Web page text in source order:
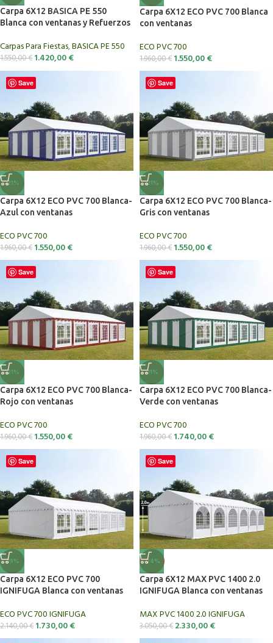
Carpa 6X12 BASICA PE 550
Blanca con ventanas y Refuerzos
Carpas Para Fiestas,BASICA PE 550
1.550,00€ 1.420,00€
Carpa 6X12 ECO PVC 700 Blanca
con ventanas
ECO PVC 700
1.960,00€ 1.550,00€
Save
-21%
Carpa 6X12 ECO PVC 700 Blanca-
Azul con ventanas
ECO PVC 700
1.960,00€ 1.550,00€
Save
-21%
Carpa 6X12 ECO PVC 700 Blanca-
Gris con ventanas
ECO PVC 700
1.960,00€ 1.550,00€
Save
-21%
Carpa 6X12 ECO PVC 700 Blanca-
Rojo con ventanas
ECO PVC 700
1.960,00€ 1.550,00€
Save
-11%
Carpa 6X12 ECO PVC 700 Blanca-
Verde con ventanas
ECO PVC 700
1.960,00€ 1.740,00€
Save
-19%
Carpa 6X12 ECO PVC 700
IGNIFUGA Blanca con ventanas
ECO PVC 700 IGNIFUGA
2.140,00€ 1.730,00€
Save
-24%
Carpa 6X12 MAX PVC 1400 2.0
IGNIFUGA Blanca con ventanas
MAX PVC 1400 2.0 IGNIFUGA
3.050,00€ 2.330,00€